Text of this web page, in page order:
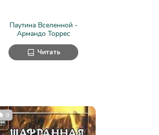
Паутина Вселенной -
Армандо Торрес
Читать
0